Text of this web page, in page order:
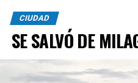
CIUDAD
SE SALVÓ DE